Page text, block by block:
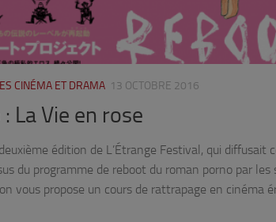
CINÉMA ET DRAMA 13 OCTOBRE 2016
La Vie en rose
édition de L’Étrange Festival, qui diffusait
du programme de reboot du roman porno par les
vous propose un cours de rattrapage en cinéma